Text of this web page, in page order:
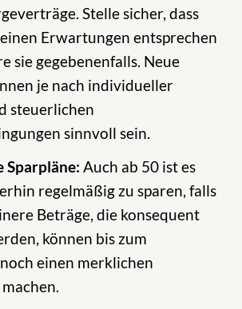
Stelle sicher, dass
Erwartungen entsprechen
sie gegebenenfalls. Neue
je nach individueller
steuerlichen
sinnvoll sein.
Sparpläne: Auch ab 50 ist es
regelmäßig zu sparen, falls
Beträge, die konsequent
können bis zum
einen merklichen